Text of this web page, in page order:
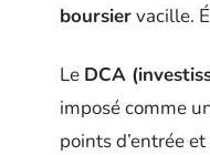
boursiervacille.
Le DCA
imposé comme
points d’entrée